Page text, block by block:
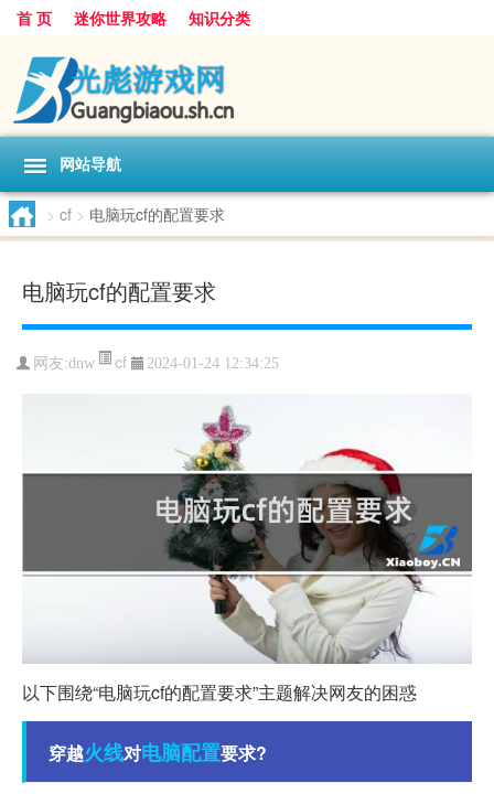
首 页 迷你世界攻略 知识分类
网站导航
> cf > 电脑玩cf的配置要求
电脑玩cf的配置要求
网友:dnw cf 2024-01-24 12:34:25
以下围绕“电脑玩cf的配置要求”主题解决网友的困惑
穿越火线对电脑配置要求?